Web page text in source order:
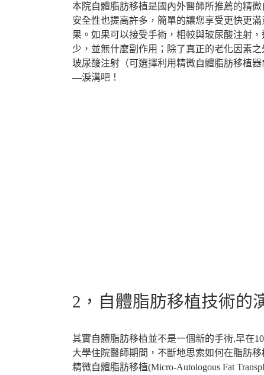
本院自體脂肪移植是國內外醫師所推薦的精
安全性也提高許多，簡單的讓您享受更快更
果。如果可以接受手術，相較與玻尿酸注射
少，並無什麼副作用；除了真正的老化因素
玻尿酸注射（可選擇利用精微自體脂肪移植
—淚溝吧！
2，自體脂肪移植技術的
其實自體脂肪移植並不是一個新的手術,早在
大學住院醫師期間，不斷地思索如何在脂肪
精微自體脂肪移植(Micro-Autologous Fat